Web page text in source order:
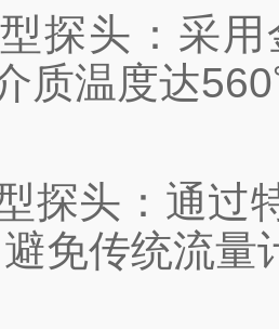
头：采用
质温度达
头：通过特
免传统流量